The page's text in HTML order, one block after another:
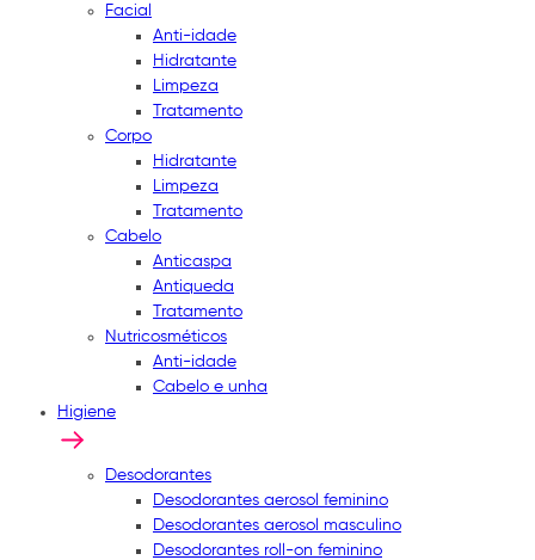
Facial
Anti-idade
Hidratante
Limpeza
Tratamento
Corpo
Hidratante
Limpeza
Tratamento
Cabelo
Anticaspa
Antiqueda
Tratamento
Nutricosméticos
Anti-idade
Cabelo e unha
Higiene
Desodorantes
Desodorantes aerosol feminino
Desodorantes aerosol masculino
Desodorantes roll-on feminino